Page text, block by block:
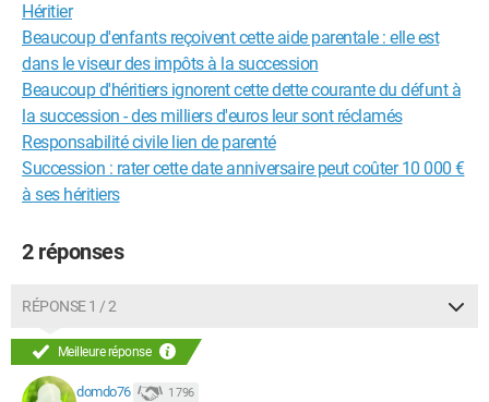
Héritier
Beaucoup d'enfants reçoivent cette aide parentale : elle est
dans le viseur des impôts à la succession
Beaucoup d'héritiers ignorent cette dette courante du défunt à
la succession - des milliers d'euros leur sont réclamés
Responsabilité civile lien de parenté
Succession : rater cette date anniversaire peut coûter 10 000 €
à ses héritiers
2 réponses
RÉPONSE 1 / 2
Meilleure réponse
domdo76 1 796